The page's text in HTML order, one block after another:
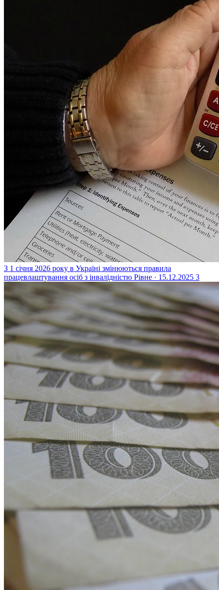
З 1 січня 2026 року в Україні змінюються правила
працевлаштування осіб з інвалідністю Рівне · 15.12.2025 3